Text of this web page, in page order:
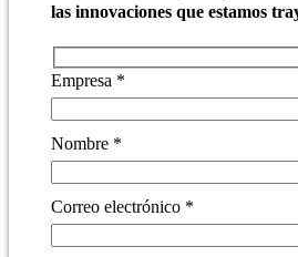
las innovaciones que estamos
Empresa *
Nombre *
Correo electrónico *